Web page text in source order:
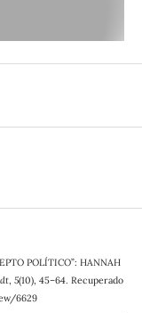
POLÍTICO”: HANNAH
, 5(10), 45–64. Recuperado
6629